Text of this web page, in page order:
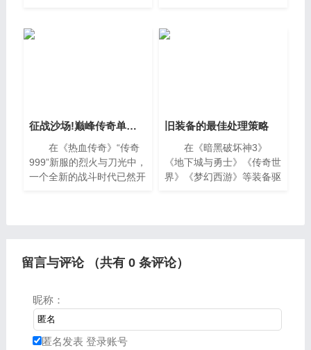
很多的朋友都不太了解传奇
一、传奇外传私服战士加什
征战沙场!巅峰传奇单职业攻略全揭秘
在《热血传奇》“传奇
999”新服的烈火与刀光中，
一个全新的战斗时代已然开
旧装备的最佳处理策略
在《暗黑破坏神3》
《地下城与勇士》《传奇世
界》《梦幻西游》等装备驱
留言与评论 （共有 0条评论）
昵称：
匿名发表 登录账号